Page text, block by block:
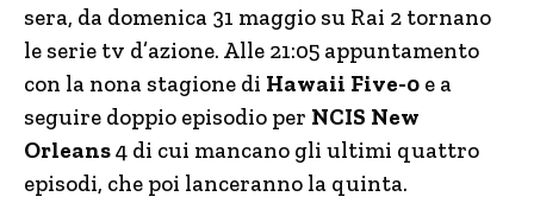
sera, da domenica 31 maggio su Rai 2 tornano
le serie tv d’azione. Alle 21:05 appuntamento
con la nona stagione di Hawaii Five-0 e a
seguire doppio episodio per NCIS New
Orleans4 di cui mancano gli ultimi quattro
episodi, che poi lanceranno la quinta.